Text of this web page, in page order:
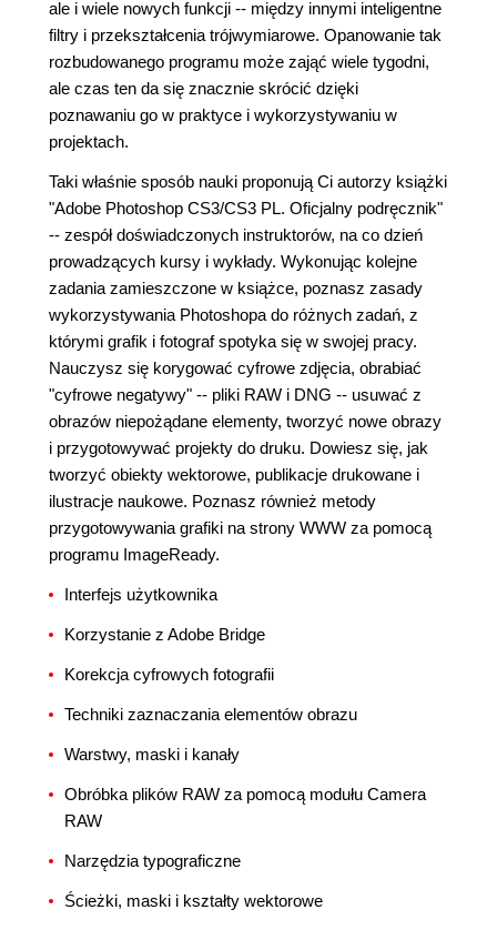
ale i wiele nowych funkcji -- między innymi inteligentne
filtry i przekształcenia trójwymiarowe. Opanowanie tak
rozbudowanego programu może zająć wiele tygodni,
ale czas ten da się znacznie skrócić dzięki
poznawaniu go w praktyce i wykorzystywaniu w
projektach.
Taki właśnie sposób nauki proponują Ci autorzy książki
"Adobe Photoshop CS3/CS3 PL. Oficjalny podręcznik"
-- zespół doświadczonych instruktorów, na co dzień
prowadzących kursy i wykłady. Wykonując kolejne
zadania zamieszczone w książce, poznasz zasady
wykorzystywania Photoshopa do różnych zadań, z
którymi grafik i fotograf spotyka się w swojej pracy.
Nauczysz się korygować cyfrowe zdjęcia, obrabiać
"cyfrowe negatywy" -- pliki RAW i DNG -- usuwać z
obrazów niepożądane elementy, tworzyć nowe obrazy
i przygotowywać projekty do druku. Dowiesz się, jak
tworzyć obiekty wektorowe, publikacje drukowane i
ilustracje naukowe. Poznasz również metody
przygotowywania grafiki na strony WWW za pomocą
programu ImageReady.
Interfejs użytkownika
Korzystanie z Adobe Bridge
Korekcja cyfrowych fotografii
Techniki zaznaczania elementów obrazu
Warstwy, maski i kanały
Obróbka plików RAW za pomocą modułu Camera
RAW
Narzędzia typograficzne
Ścieżki, maski i kształty wektorowe